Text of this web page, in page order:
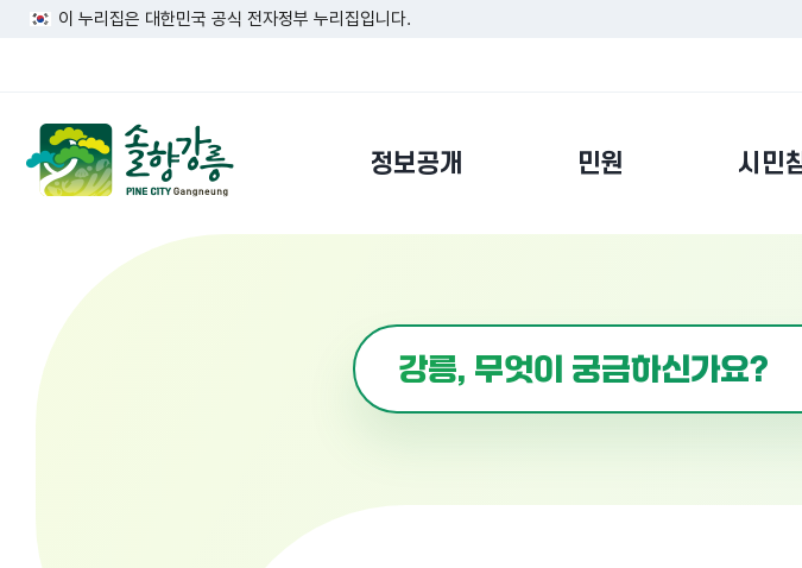
이 누리집은 대한민국 공식 전자정부 누리집입니다.
정보공개 민원 시민